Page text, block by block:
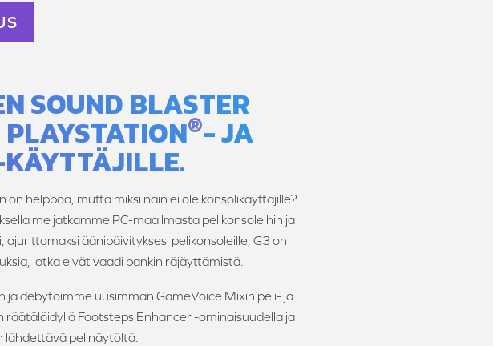
SOUND BLASTER
®- JA
helppoa, mutta miksi näin ei ole konsolikäyttäjille?
me jatkamme PC-maailmasta pelikonsoleihin ja
äänipäivityksesi pelikonsoleille, G3 on
jotka eivät vaadi pankin räjäyttämistä.
debytoimme uusimman GameVoice Mixin peli- ja
Footsteps Enhancer -ominaisuudella ja
lähdettävä pelinäytöltä.